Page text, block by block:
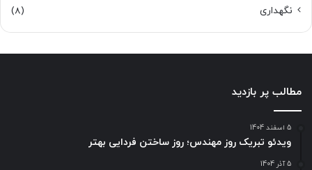
نگهداری
(8)
مطالب پر بازدید
5 اسفند 1404
ویدئو تبریک روز مهندس؛ روز ساختن فردایی بهتر
5 آذر 1404